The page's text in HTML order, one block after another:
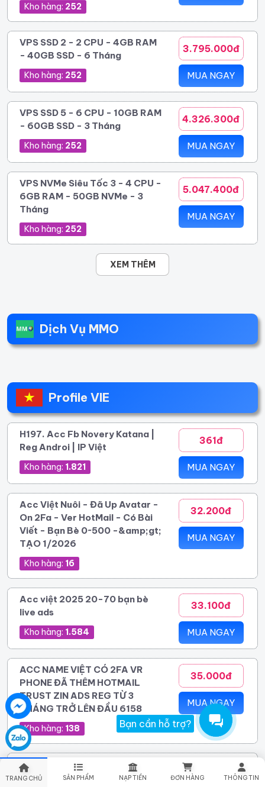
Bạn cần hỗ trợ?
TRANG CHỦ SẢN PHẨM NẠP TIỀN ĐƠN HÀNG THÔNG TIN
Kho hàng: 252
VPS SSD 2 - 2 CPU - 4GB RAM
- 40GB SSD - 6 Tháng
Kho hàng: 252
3.795.000đ
MUA NGAY
VPS SSD 5 - 6 CPU - 10GB RAM
- 60GB SSD - 3 Tháng
Kho hàng: 252
4.326.300đ
MUA NGAY
VPS NVMe Siêu Tốc 3 - 4 CPU -
6GB RAM - 50GB NVMe - 3
Tháng
Kho hàng: 252
5.047.400đ
MUA NGAY
XEM THÊM
Dịch Vụ MMO
Profile VIE
H197. Acc Fb Novery Katana |
Reg Androi | IP Việt
Kho hàng: 1.821
361đ
MUA NGAY
Acc Việt Nuôi - Đã Up Avatar -
On 2Fa - Ver HotMail - Có Bài
Viết - Bạn Bè 0~500 -&amp;gt;
TẠO 1/2026
Kho hàng: 16
32.200đ
MUA NGAY
Acc việt 2025 20-70 bạn bè
live ads
Kho hàng: 1.584
33.100đ
MUA NGAY
ACC NAME VIỆT CÓ 2FA VR
PHONE ĐÃ THÊM HOTMAIL
TRUST ZIN ADS REG TỪ 3
THÁNG TRỞ LÊN ĐẦU 6158
Kho hàng: 138
35.000đ
MUA NGAY
M1.10 | VIA NAME VIỆT NGOẠI
LẪN LỘN. 0-10 BẠN BÈ (TỈ LỆ
45.600đ